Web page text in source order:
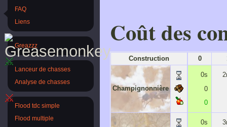
FAQ
Liens
Greazzz
Lanceur de chasses
Analyse de chasses
Flood tdc simple
Flood multiple
Coût des
Construction
Champignonnière
0
0s
0
0
0s